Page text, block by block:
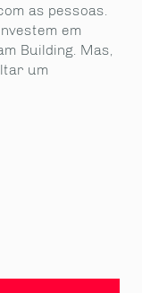
as pessoas.
em
Building. Mas,
um